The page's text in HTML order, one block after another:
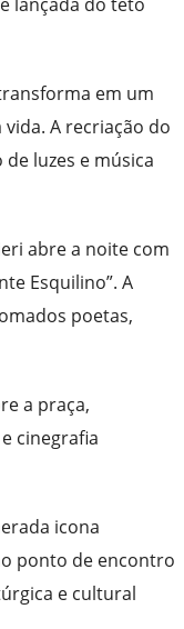
em um
A recriação do
luzes e música
abre a noite com
Esquilino”. A
poetas,
a praça,
cinegrafia
icona
ponto de encontro
e cultural